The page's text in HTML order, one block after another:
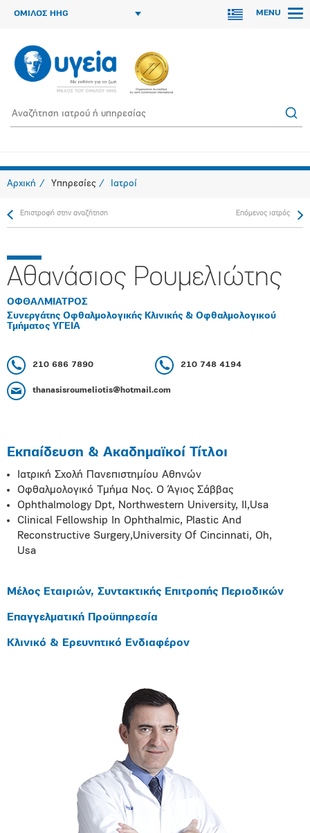
ΟΜΙΛΟΣ HHG MENU
Αρχική Υπηρεσίες Ιατροί
Επιστροφή στην αναζήτηση Επόμενος ιατρός
Αθανάσιος Ρουμελιώτης
ΟΦΘΑΛΜΙΑΤΡΟΣ
Συνεργάτης Οφθαλμολογικής Κλινικής & Οφθαλμολογικού
Τμήματος ΥΓΕΙΑ
210 686 7890 210 748 4194
thanasisroumeliotis@hotmail.com
Εκπαίδευση & Ακαδημαϊκοί Τίτλοι
Ιατρική Σχολή Πανεπιστημίου Αθηνών
Οφθαλμολογικό Τμήμα Νος. Ο Άγιος Σάββας
Ophthalmology Dpt, Northwestern University, Il,Usa
Clinical Fellowship In Ophthalmic, Plastic And
Reconstructive Surgery,University Of Cincinnati, Oh,
Usa
Μέλος Εταιριών, Συντακτικής Επιτροπής Περιοδικών
Επαγγελματική Προϋπηρεσία
Κλινικό & Ερευνητικό Ενδιαφέρον